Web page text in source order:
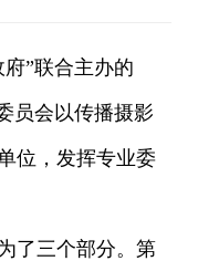
”联合主办的
员会以传播摄影
位，发挥专业委
了三个部分。第